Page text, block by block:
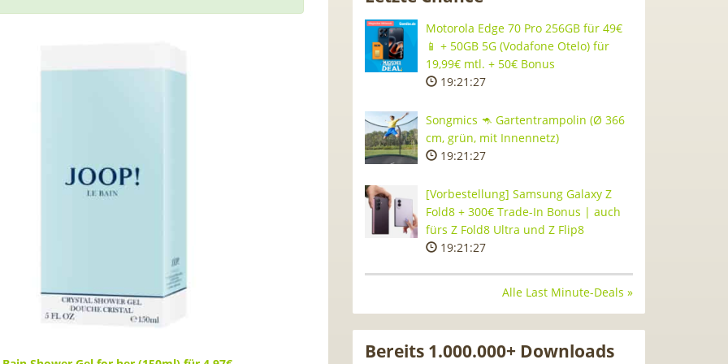
Motorola Edge 70 Pro 256GB für 49€
📱 + 50GB 5G (Vodafone Otelo) für
19,99€ mtl. + 50€ Bonus
19:21:26
Songmics 🦘 Gartentrampolin (Ø 366
cm, grün, mit Innennetz)
19:21:26
[Vorbestellung] Samsung Galaxy Z
Fold8 + 300€ Trade-In Bonus | auch
fürs Z Fold8 Ultra und Z Flip8
19:21:26
Alle Last Minute-Deals »
Bereits 1.000.000+ Downloads